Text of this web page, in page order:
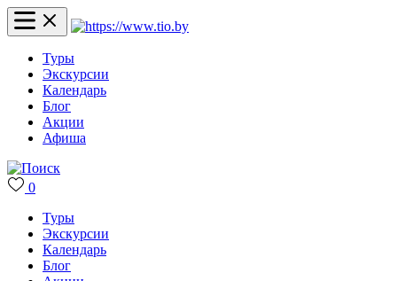
Туры
Экскурсии
Календарь
Блог
Акции
Афиша
0
Туры
Экскурсии
Календарь
Блог